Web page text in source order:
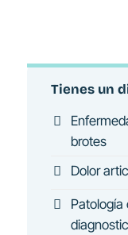
Tienes un
brotes
Dolor